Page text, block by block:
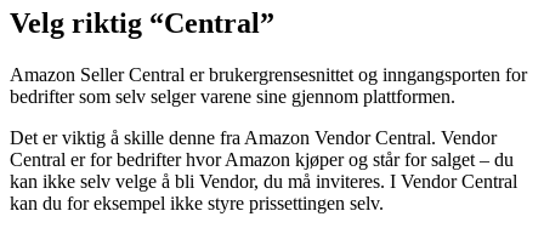
Velg riktig “Central”
Amazon Seller Central er brukergrensesnittet og inngangsporten for
bedrifter som selv selger varene sine gjennom plattformen.
Det er viktig å skille denne fra Amazon Vendor Central. Vendor
Central er for bedrifter hvor Amazon kjøper og står for salget – du
kan ikke selv velge å bli Vendor, du må inviteres. I Vendor Central
kan du for eksempel ikke styre prissettingen selv.